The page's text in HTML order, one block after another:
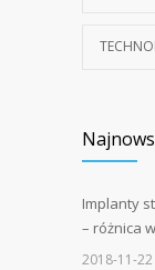
Implanty
– różnica
2018-11-22